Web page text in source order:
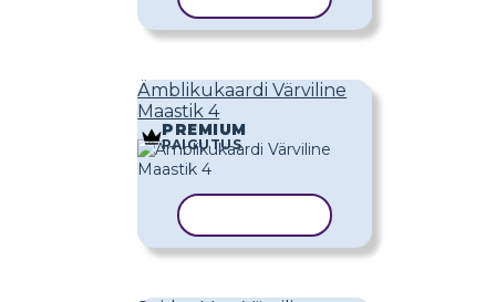
Ämblikukaardi Värviline
Maastik 4
PREMIUM
PAIGUTUS